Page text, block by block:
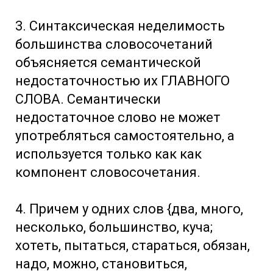
3. Синтаксическая неделимость
большинства словосочетаний
объясняется семантической
недостаточностью их ГЛАВНОГО
СЛОВА. Семантически
недостаточное слово не может
употребляться самостоятельно, а
используется только как как
компонент словосочетания.
4. Причем у одних слов {два, много,
несколько, большинство, куча;
хотеть, пытаться, стараться, обязан,
надо, можно, становиться,